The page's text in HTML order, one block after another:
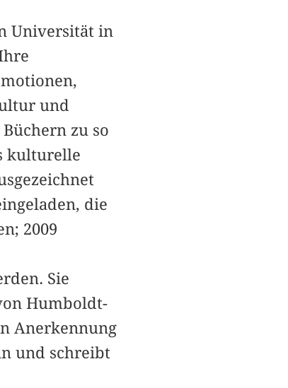
Universität in
und
zu so
kulturelle
die
2009
Sie
Humboldt-
Anerkennung
und schreibt